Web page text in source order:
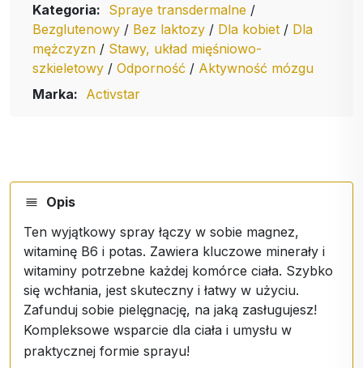
Kategoria: Spraye transdermalne /
Bezglutenowy / Bez laktozy / Dla kobiet / Dla
mężczyzn / Stawy, układ mięśniowo-
szkieletowy / Odporność / Aktywność mózgu
Marka: Activstar
Opis
Ten wyjątkowy spray łączy w sobie magnez,
witaminę B6 i potas. Zawiera kluczowe minerały i
witaminy potrzebne każdej komórce ciała. Szybko
się wchłania, jest skuteczny i łatwy w użyciu.
Zafunduj sobie pielęgnację, na jaką zasługujesz!
Kompleksowe wsparcie dla ciała i umysłu w
praktycznej formie sprayu!